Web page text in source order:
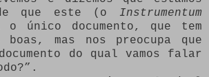
de que este (o Instrumentum
único documento, que tem
mas nos preocupa que
do qual vamos falar